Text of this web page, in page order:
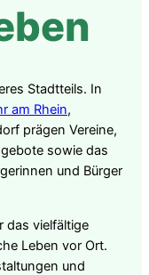
Stadtteils. In
am Rhein,
prägen Vereine,
sowie das
und Bürger
das vielfältige
Leben vor Ort.
und